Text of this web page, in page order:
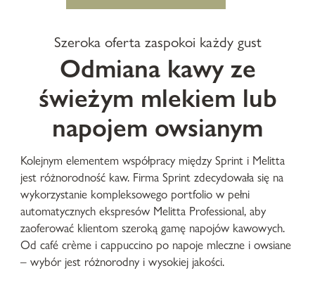
Szeroka oferta zaspokoi każdy gust
Odmiana kawy ze
świeżym mlekiem lub
napojem owsianym
Kolejnym elementem współpracy między Sprint i Melitta
jest różnorodność kaw. Firma Sprint zdecydowała się na
wykorzystanie kompleksowego portfolio w pełni
automatycznych ekspresów Melitta Professional, aby
zaoferować klientom szeroką gamę napojów kawowych.
Od café crème i cappuccino po napoje mleczne i owsiane
– wybór jest różnorodny i wysokiej jakości.